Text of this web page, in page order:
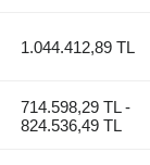
1.044.412,89 TL
714.598,29 TL -
824.536,49 TL